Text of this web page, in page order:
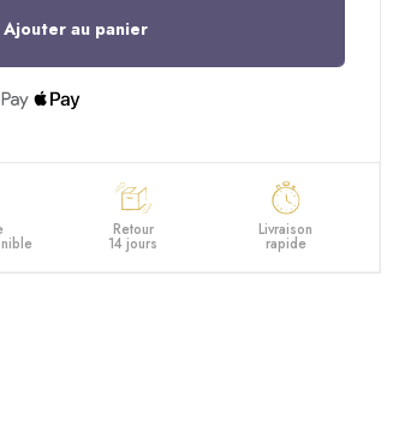
Ajouter au panier
Retour
14 jours
Livraison
rapide